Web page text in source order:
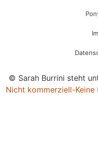
© Sarah Burrini steht
Nicht kommerziell-Keine